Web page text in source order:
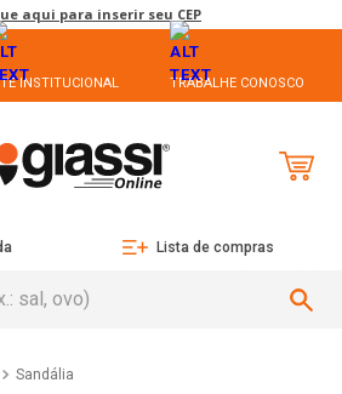
aqui para inserir seu CEP
INSTITUCIONAL TRABALHE CONOSCO
Lista de compras
Sandália